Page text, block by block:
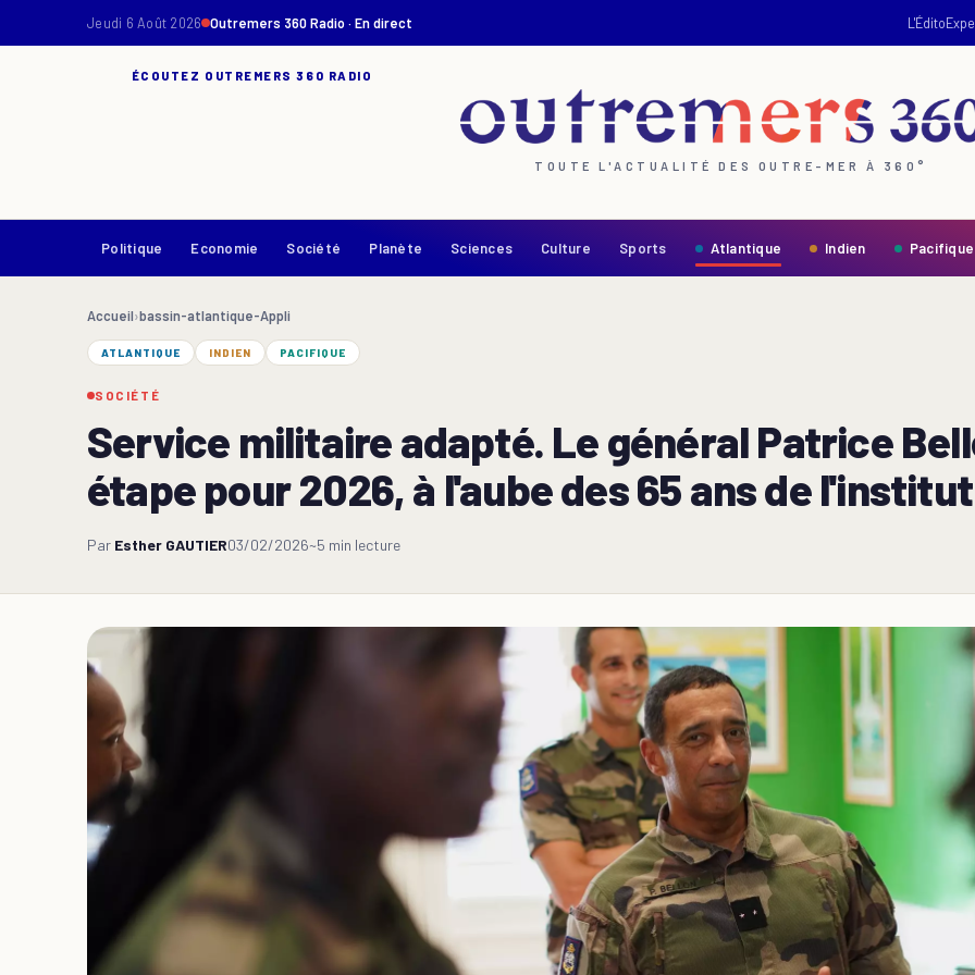
Jeudi 6 Août 2026 Outremers 360 Radio · En direct L'Édito
ÉCOUTEZ OUTREMERS 360 RADIO
TOUTE L'ACTUALITÉ DES OUTRE-MER À 360°
Politique Economie Société Planète Sciences Culture Sports Atlantique Indien Pacifique
Accueil›bassin-atlantique-Appli
ATLANTIQUE INDIEN PACIFIQUE
SOCIÉTÉ
Service militaire adapté. Le général Patrice
étape pour 2026, à l'aube des 65 ans de
Par Esther GAUTIER03/02/2026~5 min lecture